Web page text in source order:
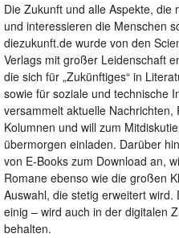
Die Zukunft und alle Aspekte, die
und interessieren die Menschen
diezukunft.de wurde von den
Verlags mit großer Leidenschaft
die sich für „Zukünftiges“ in
sowie für soziale und technische
versammelt aktuelle Nachrichten,
Kolumnen und will zum
übermorgen einladen. Darüber
von E-Books zum Download an,
Romane ebenso wie die großen
Auswahl, die stetig erweitert
einig – wird auch in der digitalen
behalten.